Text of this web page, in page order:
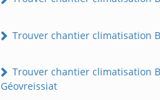
Trouver chantier climatisation
Trouver chantier climatisation
Géovreissiat